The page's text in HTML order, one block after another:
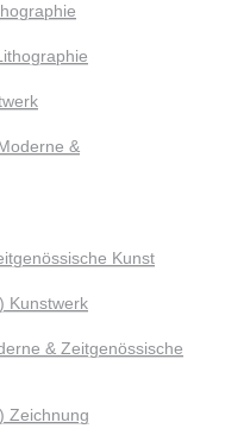
&
Kunst
Kunstwerk
& Zeitgenössische
Zeichnung